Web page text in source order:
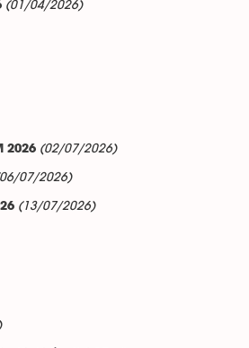
(01/04/2026)
2026 (02/07/2026)
07/2026)
(13/07/2026)